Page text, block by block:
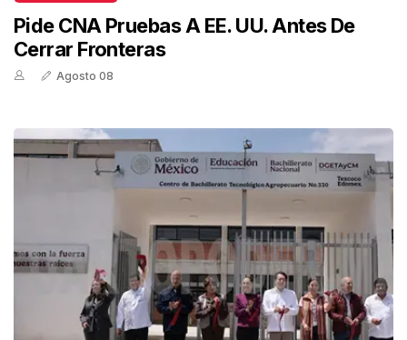
Pide CNA Pruebas A EE. UU. Antes De
Cerrar Fronteras
Agosto 08